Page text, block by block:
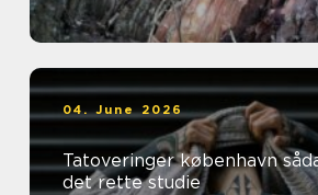
04. June 2026
Tatoveringer københavn sådan finder du
det rette studie